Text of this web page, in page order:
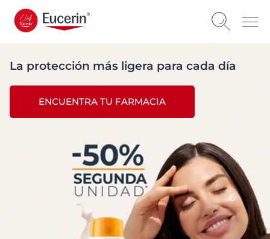
La protección más ligera para cada día
ENCUENTRA TU FARMACIA